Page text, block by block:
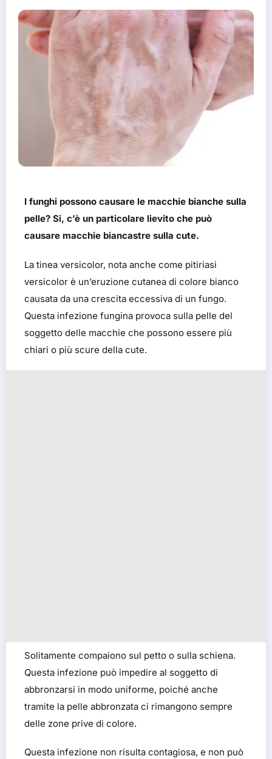
I funghi possono causare le macchie bianche sulla
pelle? Si, c’è un particolare lievito che può
causare macchie biancastre sulla cute.
La tinea versicolor, nota anche come pitiriasi
versicolor è un’eruzione cutanea di colore bianco
causata da una crescita eccessiva di un fungo.
Questa infezione fungina provoca sulla pelle del
soggetto delle macchie che possono essere più
chiari o più scure della cute.
Solitamente compaiono sul petto o sulla schiena.
Questa infezione può impedire al soggetto di
abbronzarsi in modo uniforme, poiché anche
tramite la pelle abbronzata ci rimangono sempre
delle zone prive di colore.
Questa infezione non risulta contagiosa, e non può